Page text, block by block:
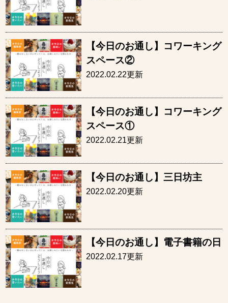
【今日のお通し】コワーキング
スペース②
2022.02.22更新
【今日のお通し】コワーキング
スペース①
2022.02.21更新
【今日のお通し】三日坊主
2022.02.20更新
【今日のお通し】電子書籍の日
2022.02.17更新